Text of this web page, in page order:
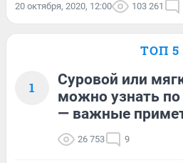
20 октября, 2020, 12:00 103 261
ТОП 5
1
Суровой или
можно узнать по
— важные
26 753 9